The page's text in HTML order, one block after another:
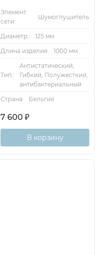
Элемент
сети:
Шумоглушитель
Диаметр.:
125 мм
Длина изделия:
1000 мм
Тип.:
Антистатический,
Гибкий, Полужесткий,
антибактериальный
Страна:
Бельгия
7 600 ₽
В корзину